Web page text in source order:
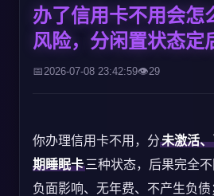
办了信用卡不用会怎
风险，分闲置状态定
2026-07-08 23:42:59 29
你办理信用卡不用，分未激活
期睡眠卡 三种状态，后果完全
负面影响、无年费、不产生负